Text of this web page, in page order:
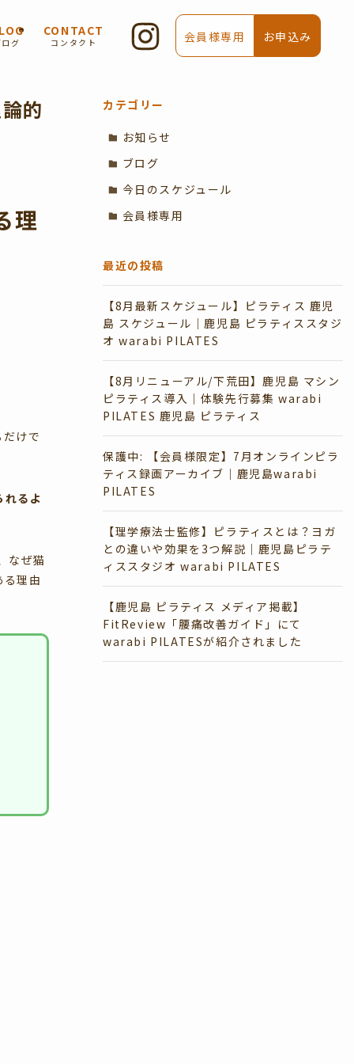
グ
CONTACT
コンタクト 会員様専用 お申込み
的
理
けで
れるよ
なぜ猫
理由
カテゴリー
お知らせ
ブログ
今日のスケジュール
会員様専用
最近の投稿
【8月最新スケジュール】ピラティス 鹿児
島 スケジュール｜鹿児島 ピラティススタジ
オ warabi PILATES
【8月リニューアル/下荒田】鹿児島 マシン
ピラティス導入｜体験先行募集 warabi
PILATES 鹿児島 ピラティス
保護中: 【会員様限定】7月オンラインピラ
ティス録画アーカイブ｜鹿児島warabi
PILATES
【理学療法士監修】ピラティスとは？ヨガ
との違いや効果を3つ解説｜鹿児島ピラテ
ィススタジオ warabi PILATES
【鹿児島 ピラティス メディア掲載】
FitReview「腰痛改善ガイド」にて
warabi PILATESが紹介されました